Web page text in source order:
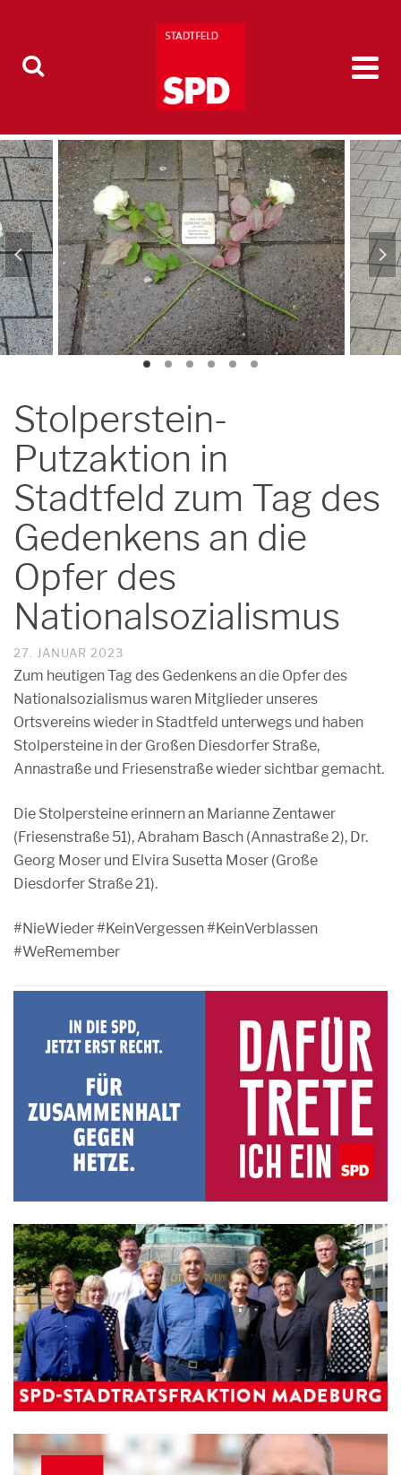
Stolperstein-
Putzaktion in
Stadtfeld zum Tag des
Gedenkens an die
Opfer des
Nationalsozialismus
27. JANUAR 2023
Zum heutigen Tag des Gedenkens an die Opfer des
Nationalsozialismus waren Mitglieder unseres
Ortsvereins wieder in Stadtfeld unterwegs und haben
Stolpersteine in der Großen Diesdorfer Straße,
Annastraße und Friesenstraße wieder sichtbar gemacht.
Die Stolpersteine erinnern an Marianne Zentawer
(Friesenstraße 51), Abraham Basch (Annastraße 2), Dr.
Georg Moser und Elvira Susetta Moser (Große
Diesdorfer Straße 21).
#NieWieder #KeinVergessen #KeinVerblassen
#WeRemember